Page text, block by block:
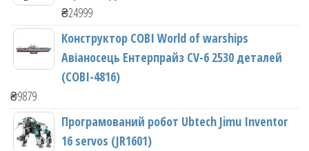
₴24999
Конструктор COBI World of warships
Авіаносець Ентерпрайз CV-6 2530 деталей
(COBI-4816)
₴9879
Програмований робот Ubtech Jimu Inventor
16 servos (JR1601)